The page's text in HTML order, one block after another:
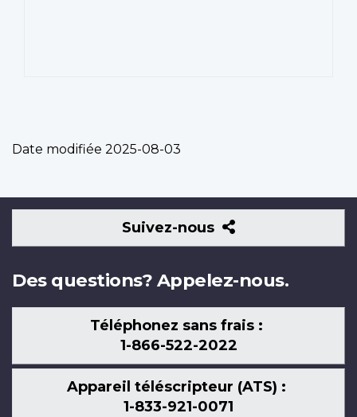
Date modifiée 2025-08-03
Suivez-nous
Suivez-
nous
Des questions? Appelez-nous.
Téléphonez sans frais :
1-866-522-2022
Appareil téléscripteur (ATS) :
1-833-921-0071